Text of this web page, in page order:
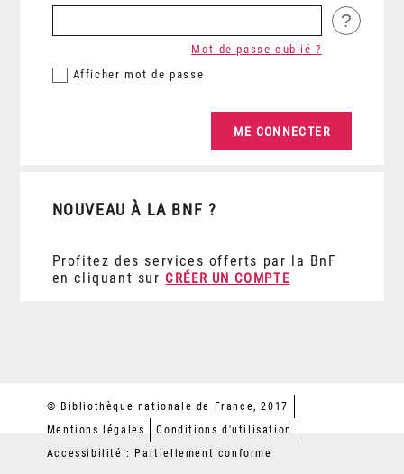
?
Afficher mot de passe
Mot de passe oublié ?
NOUVEAU À LA BNF ?
Profitez des services offerts par la BnF
en cliquant sur CRÉER UN COMPTE
© Bibliothèque nationale de France, 2017
Mentions légales
Conditions d'utilisation
Accessibilité : Partiellement conforme